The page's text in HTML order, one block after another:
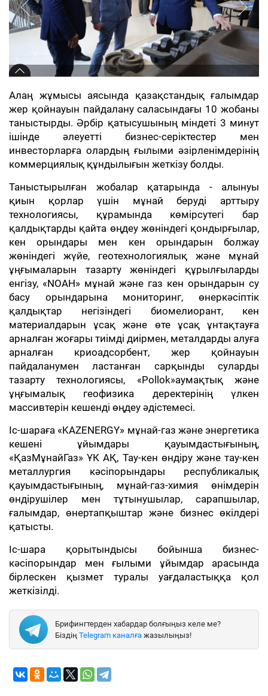
Алаң жұмысы аясында қазақстандық ғалымдар
жер қойнауын пайдалану саласындағы 10 жобаны
таныстырды. Әрбір қатысушының міндеті 3 минут
ішінде әлеуетті бизнес-серіктестер мен
инвесторларға олардың ғылыми әзірленімдерінің
коммерциялық құндылығын жеткізу болды.
Таныстырылған жобалар қатарында - алынуы
қиын қорлар үшін мұнай беруді арттыру
технологиясы, құрамында көмірсутегі бар
қалдықтарды қайта өңдеу жөніндегі қондырғылар,
кен орындары мен кен орындарын болжау
жөніндегі жүйе, геотехнологиялық және мұнай
ұңғымаларын тазарту жөніндегі құрылғыларды
енгізу, «NOAH» мұнай және газ кен орындарын су
басу орындарына мониторинг, өнеркәсіптік
қалдықтар негізіндегі биомелиорант, кен
материалдарын ұсақ және өте ұсақ ұнтақтауға
арналған жоғары тиімді диірмен, металдарды алуға
арналған криоадсорбент, жер қойнауын
пайдаланумен ластанған сарқынды суларды
тазарту технологиясы, «Pollok»аумақтық және
ұңғымалық геофизика деректерінің үлкен
массивтерін кешенді өңдеу әдістемесі.
Іс-шараға «KAZENERGY» мұнай-газ және энергетика
кешені ұйымдары қауымдастығының,
«ҚазМұнайГаз» ҰК АҚ, Тау-кен өндіру және тау-кен
металлургия кәсіпорындары республикалық
қауымдастығының, мұнай-газ-химия өнімдерін
өндірушілер мен тұтынушылар, сарапшылар,
ғалымдар, өнертапқыштар және бизнес өкілдері
қатысты.
Іс-шара қорытындысы бойынша бизнес-
кәсіпорындар мен ғылыми ұйымдар арасында
бірлескен қызмет туралы уағдаластыққа қол
жеткізілді.
Брифингтерден хабардар болғыңыз келе ме?
Біздің Telegram каналға жазылыңыз!